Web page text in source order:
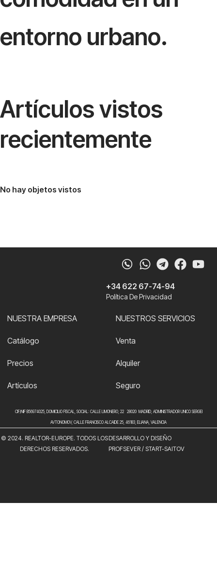
entorno urbano.
Artículos vistos
recientemente
No hay objetos vistos
Whatsapp
Telegram
+34 622 67-74-94
Política De Privacidad
NUESTRA EMPRESA
Catálogo
Precios
Artículos
NUESTROS SERVICIOS
Venta
Alquiler
Seguro
CIF/NIF B56974025, DOMICILIO FISCAL, SOCIAL: CALLE LIMONERO, 22 28020 MADRID, ADMINISTRADOR UNICO SERGEI
AVTONOMOV, CALLE FRANCISCO ALCAIDE 25, 46183, ELIANA, VALENCIA
© 2024. REALTOR-EUROPE. TODOS LOS
DERECHOS RESERVADOS.
DESARROLLO Y DISEÑO
PROFSEVER / START-SAITOV